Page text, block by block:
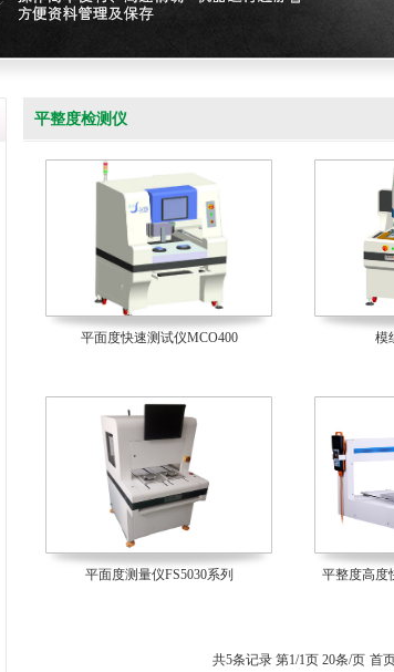
平整度检测仪
平面度快速测试仪MCO400 模
平面度测量仪FS5030系列 平整度高度
共5条记录 第1/1页 20条/页 首